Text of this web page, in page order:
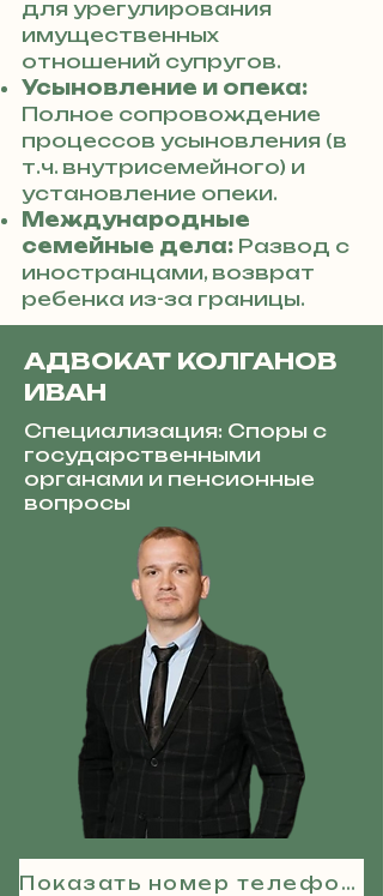
для урегулирования
имущественных
отношений супругов.
Усыновление и опека:
Полное сопровождение
процессов усыновления (в
т.ч. внутрисемейного) и
установление опеки.
Международные
семейные дела: Развод с
иностранцами, возврат
ребенка из-за границы.
АДВОКАТ КОЛГАНОВ
ИВАН
Специализация: Споры с
государственными
органами и пенсионные
вопросы
Показать номер телефона